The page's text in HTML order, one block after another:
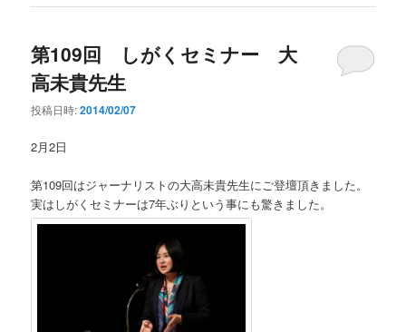
第109回 しがくセミナー 大
高未貴先生
投稿日時:2014/02/07
2月2日
第109回はジャーナリストの大高未貴先生にご登壇頂きました。
実はしがくセミナーは7年ぶりという事にも驚きました。